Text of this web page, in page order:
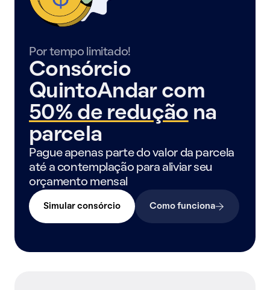
Por tempo limitado!
Consórcio
QuintoAndar com
50% de redução na
parcela
Pague apenas parte do valor da parcela
até a contemplação para aliviar seu
orçamento mensal
Simular consórcio Como funciona